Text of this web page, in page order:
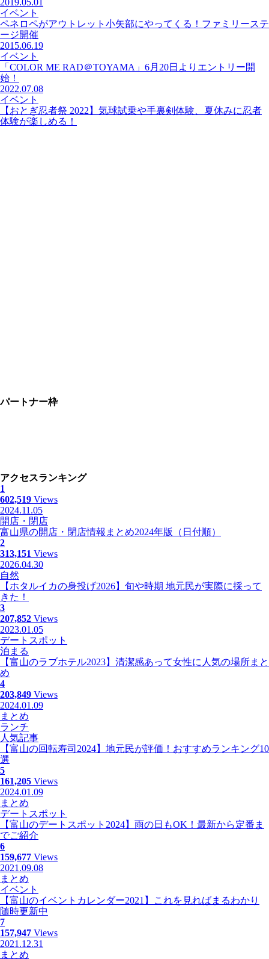
2019.05.01
イベント
ペネロペがアウトレット小矢部にやってくる！ファミリーステ
ージ開催
2015.06.19
イベント
「COLOR ME RAD＠TOYAMA」6月20日よりエントリー開
始！
2022.07.08
イベント
【おとぎ忍者祭 2022】気球試乗や手裏剣体験、夏休みに忍者
体験が楽しめる！
パートナー枠
アクセスランキング
1
602,519 Views
2024.11.05
開店・閉店
富山県の開店・閉店情報まとめ2024年版（日付順）
2
313,151 Views
2026.04.30
自然
【ホタルイカの身投げ2026】旬や時期 地元民が実際に採って
きた！
3
207,852 Views
2023.01.05
デートスポット
泊まる
【富山のラブホテル2023】清潔感あって女性に人気の場所まと
め
4
203,849 Views
2024.01.09
まとめ
ランチ
人気記事
【富山の回転寿司2024】地元民が評価！おすすめランキング10
選
5
161,205 Views
2024.01.09
まとめ
デートスポット
【富山のデートスポット2024】雨の日もOK！最新から定番ま
でご紹介
6
159,677 Views
2021.09.08
まとめ
イベント
【富山のイベントカレンダー2021】これを見ればまるわかり
随時更新中
7
157,947 Views
2021.12.31
まとめ